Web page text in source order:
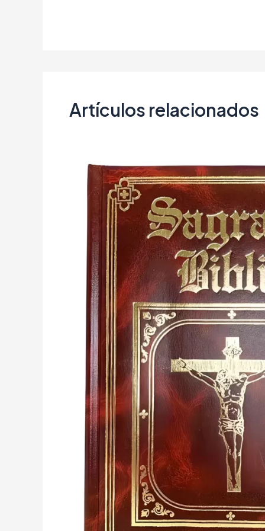
Artículos relacionados